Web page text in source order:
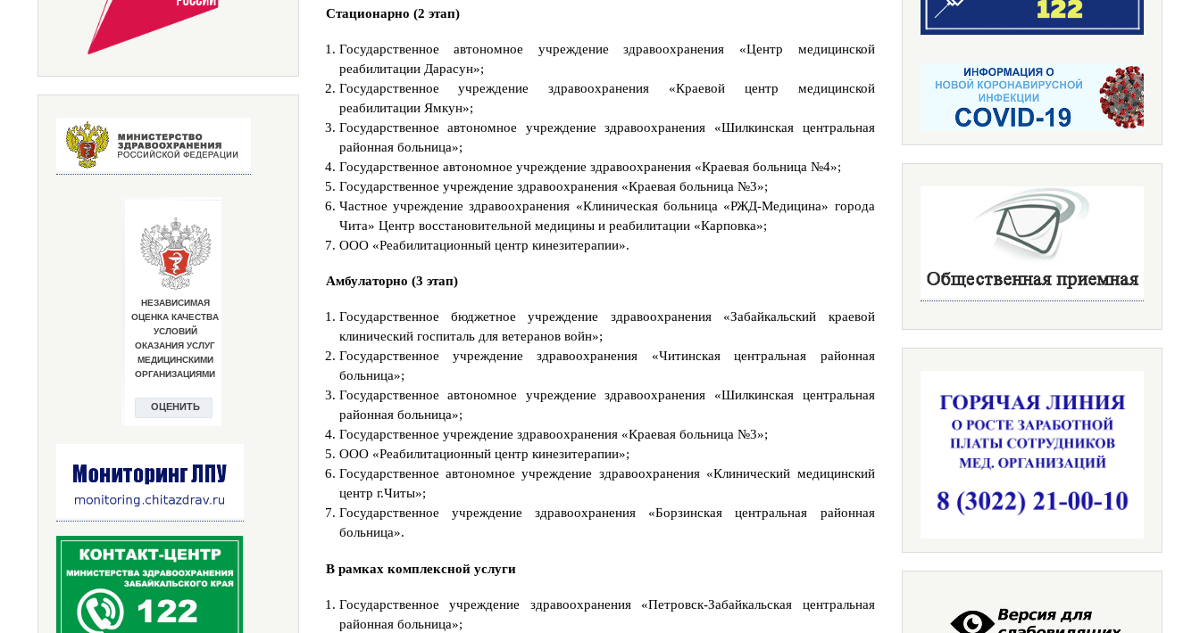
р
т
ь
и
н
в
а
л
д
н
с
т
г
р
а
д
и
у
Р
а
м
т
к
п
о
о
д
е
л
Стационарно (2 этап)
Государственное автономное учреждение здравоохранения «Центр медицинской
реабилитации Дарасун»;
Государственное учреждение здравоохранения «Краевой центр медицинской
реабилитации Ямкун»;
Государственное автономное учреждение здравоохранения «Шилкинская центральная
районная больница»;
Государственное автономное учреждение здравоохранения «Краевая больница №4»;
Государственное учреждение здравоохранения «Краевая больница №3»;
Частное учреждение здравоохранения «Клиническая больница «РЖД-Медицина» города
Чита» Центр восстановительной медицины и реабилитации «Карповка»;
ООО «Реабилитационный центр кинезитерапии».
Амбулаторно (3 этап)
Государственное бюджетное учреждение здравоохранения «Забайкальский краевой
клинический госпиталь для ветеранов войн»;
Государственное учреждение здравоохранения «Читинская центральная районная
больница»;
Государственное автономное учреждение здравоохранения «Шилкинская центральная
районная больница»;
Государственное учреждение здравоохранения «Краевая больница №3»;
ООО «Реабилитационный центр кинезитерапии»;
Государственное автономное учреждение здравоохранения «Клинический медицинский
центр г.Читы»;
Государственное учреждение здравоохранения «Борзинская центральная районная
больница».
В рамках комплексной услуги
Государственное учреждение здравоохранения «Петровск-Забайкальская центральная
районная больница»;